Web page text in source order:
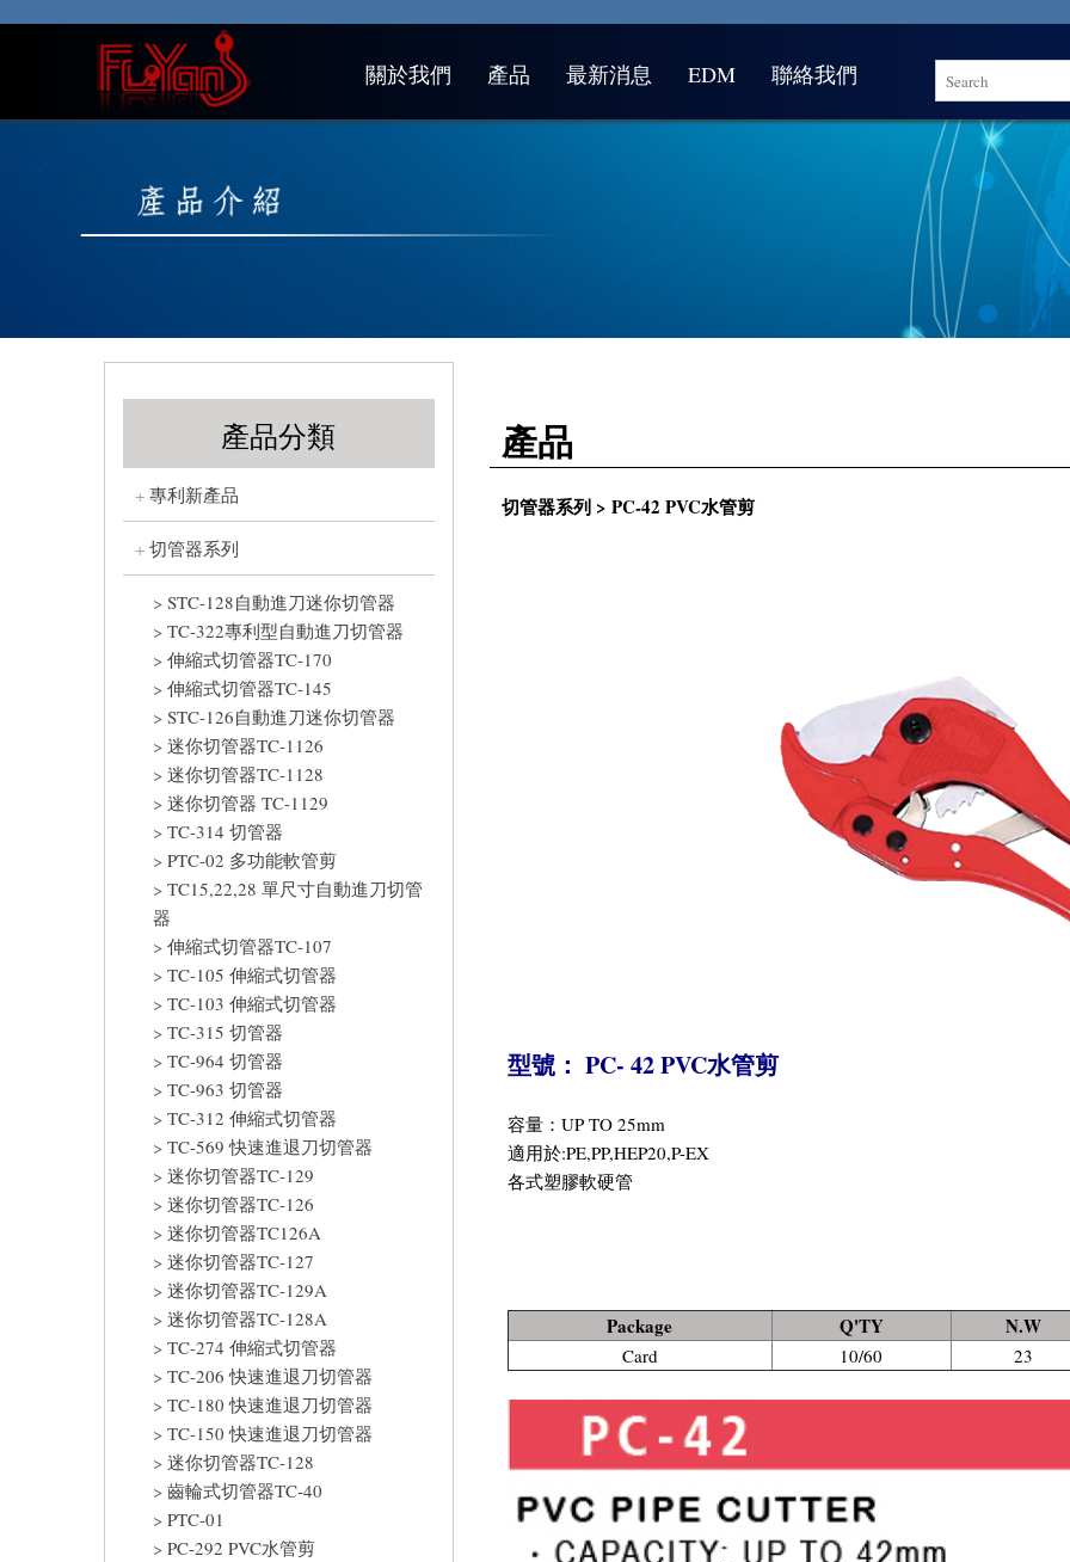
關於我們 產品 最新消息 EDM 聯絡我們
產品分類
專利新產品
切管器系列
STC-128自動進刀迷你切管器
TC-322專利型自動進刀切管器
伸縮式切管器TC-170
伸縮式切管器TC-145
STC-126自動進刀迷你切管器
迷你切管器TC-1126
迷你切管器TC-1128
迷你切管器 TC-1129
TC-314 切管器
PTC-02 多功能軟管剪
TC15,22,28 單尺寸自動進刀切管
器
伸縮式切管器TC-107
TC-105 伸縮式切管器
TC-103 伸縮式切管器
TC-315 切管器
TC-964 切管器
TC-963 切管器
TC-312 伸縮式切管器
TC-569 快速進退刀切管器
迷你切管器TC-129
迷你切管器TC-126
迷你切管器TC126A
迷你切管器TC-127
迷你切管器TC-129A
迷你切管器TC-128A
TC-274 伸縮式切管器
TC-206 快速進退刀切管器
TC-180 快速進退刀切管器
TC-150 快速進退刀切管器
迷你切管器TC-128
齒輪式切管器TC-40
PTC-01
PC-292 PVC水管剪
產品
切管器系列 > PC-42 PVC水管剪
型號： PC- 42 PVC水管剪
容量：UP TO 25mm
適用於:PE,PP,HEP20,P-EX
各式塑膠軟硬管
Package Q'TY N.W
Card 10/60 23